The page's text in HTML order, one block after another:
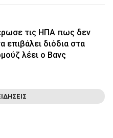
τις ΗΠΑ πως δεν
επιβάλει διόδια στα
λέει ο Βανς